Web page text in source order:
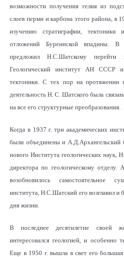
возможности получения гелия из
слоев перми и карбона этого района, в
изучению стратиграфии, тектоники
отложений Буреинской впадины. В
предложил Н.С.Шатскому
Геологический институт АН СССР
тектоники. С тех пор на протяжении
деятельность Н. С. Шатского была
на все его структурные преобразования.
Когда в 1937 г. три академических
были объединены и А.Д.Архангельский
нового Института геологических наук,
директора по геологическому
возобновилось самостоятельное
института, Н.С.Шатский его возглавил и
дня жизни.
В последнее десятилетие своей
интересовался геологией, и особенно
Еще в 1950 г. вышла в свет его